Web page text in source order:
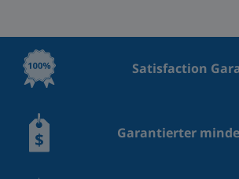
Satisfaction
Garantierter